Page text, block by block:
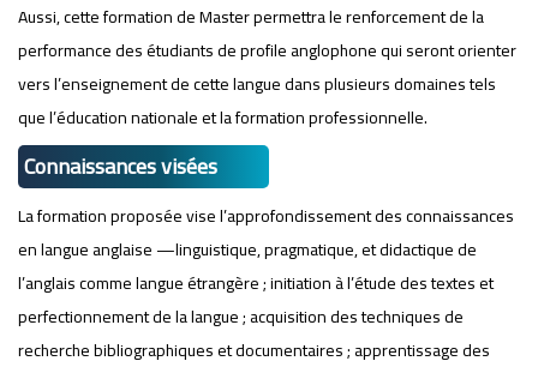
Aussi, cette formation de Master permettra le renforcement de la
performance des étudiants de profile anglophone qui seront orienter
vers l’enseignement de cette langue dans plusieurs domaines tels
que l’éducation nationale et la formation professionnelle.
Connaissances visées
La formation proposée vise l’approfondissement des connaissances
en langue anglaise —linguistique, pragmatique, et didactique de
l’anglais comme langue étrangère ; initiation à l’étude des textes et
perfectionnement de la langue ; acquisition des techniques de
recherche bibliographiques et documentaires ; apprentissage des